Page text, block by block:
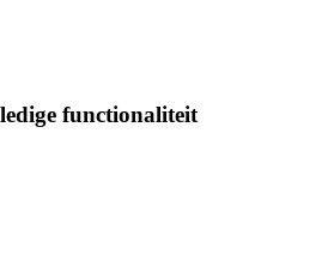
functionaliteit